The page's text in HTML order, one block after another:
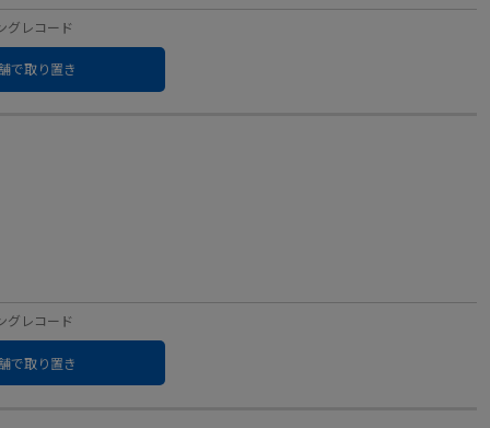
グレコード
で取り置き
グレコード
で取り置き